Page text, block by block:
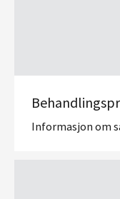
Informasjon om